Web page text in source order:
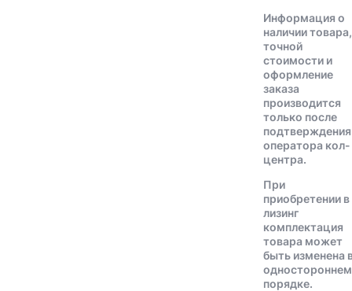
Информация о
наличии товара,
точной
стоимости и
оформление
заказа
производится
только после
подтверждения
оператора кол-
центра.
При
приобретении в
лизинг
комплектация
товара может
быть изменена
одностороннем
порядке.